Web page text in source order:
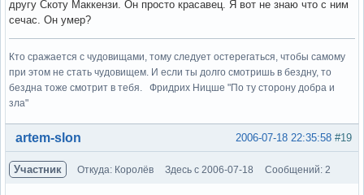
другу Скоту Маккензи. Он просто красавец. Я вот не знаю что с ним
сечас. Он умер?
Кто сражается с чудовищами, тому следует остерегаться, чтобы самому
при этом не стать чудовищем. И если ты долго смотришь в бездну, то
бездна тоже смотрит в тебя. Фридрих Ницше "По ту сторону добра и
зла"
Вне форума #19
2006-07-18 22:35:58
artem-slon
Участник Откуда: Королёв Здесь с 2006-07-18 Сообщений: 2